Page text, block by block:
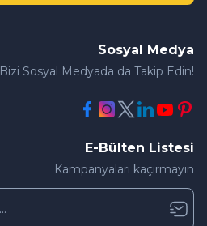
Sosyal Medya
Bizi Sosyal Medyada da Takip Edin!
E-Bülten Listesi
Kampanyaları kaçırmayın